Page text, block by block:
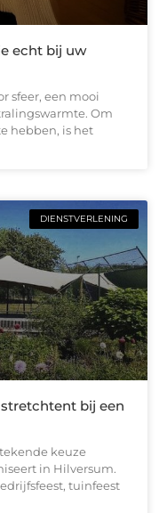
echt bij uw
sfeer, een mooi
Om
hebben, is het
DIENSTVERLENING
bij een
keuze
in Hilversum.
tuinfeest